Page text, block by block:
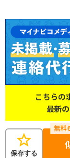
こちらの
最新
star
保存する